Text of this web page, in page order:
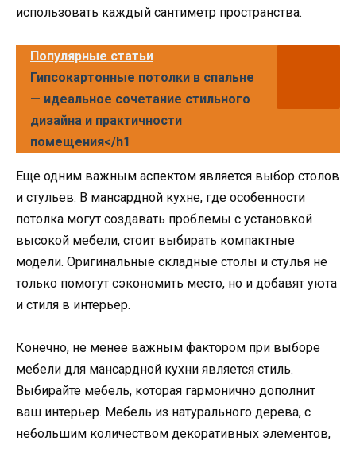
использовать каждый сантиметр пространства.
Популярные статьи
Гипсокартонные потолки в спальне
— идеальное сочетание стильного
дизайна и практичности
помещения</h1
Еще одним важным аспектом является выбор столов
и стульев. В мансардной кухне, где особенности
потолка могут создавать проблемы с установкой
высокой мебели, стоит выбирать компактные
модели. Оригинальные складные столы и стулья не
только помогут сэкономить место, но и добавят уюта
и стиля в интерьер.
Конечно, не менее важным фактором при выборе
мебели для мансардной кухни является стиль.
Выбирайте мебель, которая гармонично дополнит
ваш интерьер. Мебель из натурального дерева, с
небольшим количеством декоративных элементов,